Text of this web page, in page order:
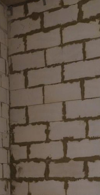
Д.4К2
карте